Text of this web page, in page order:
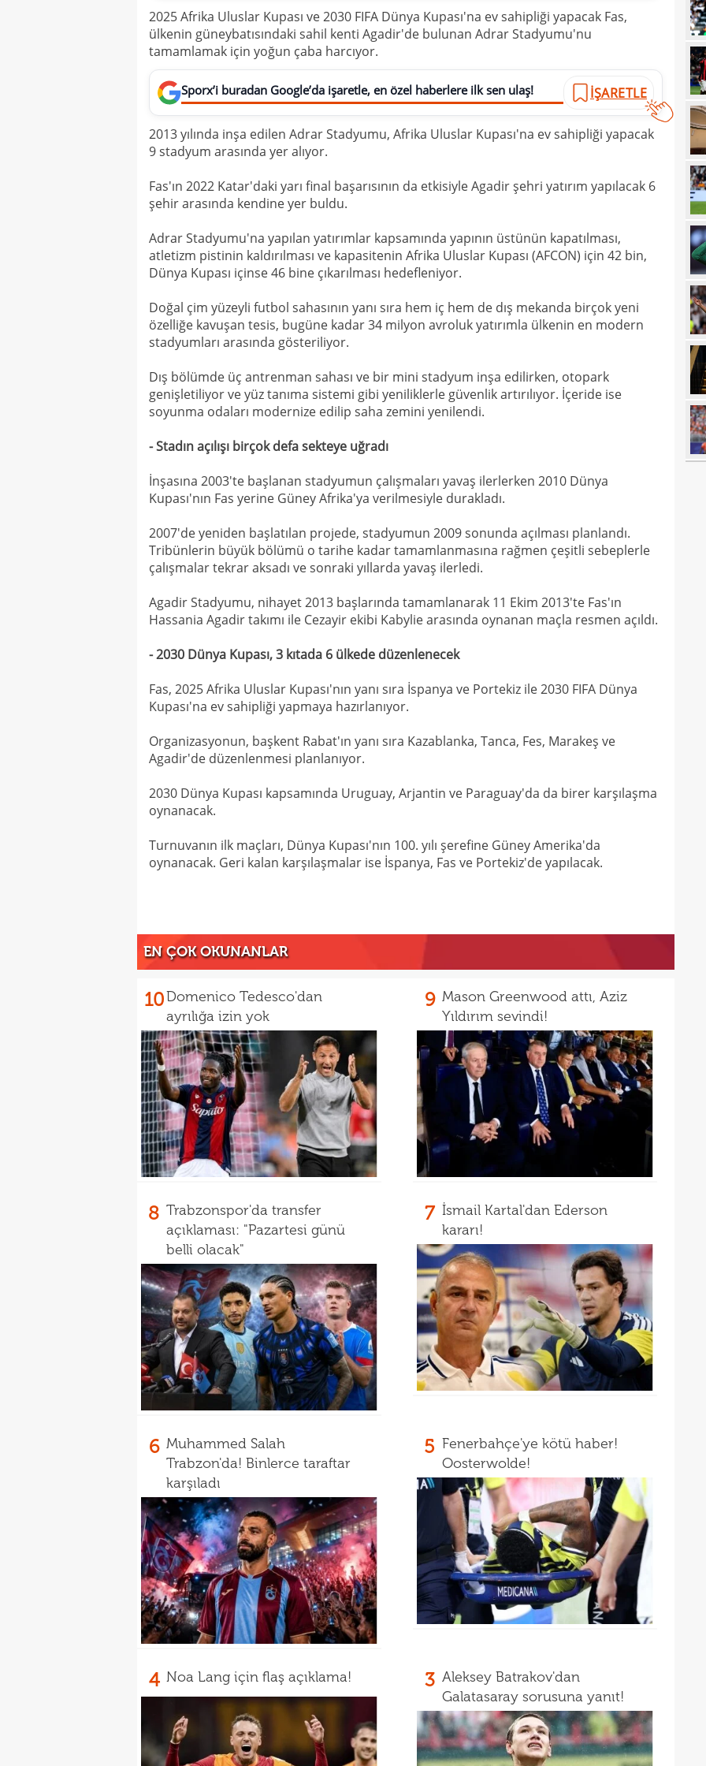
2025 Afrika Uluslar Kupası ve 2030 FIFA Dünya Kupası'na ev sahipliği yapacak Fas,
ülkenin güneybatısındaki sahil kenti Agadir'de bulunan Adrar Stadyumu'nu
tamamlamak için yoğun çaba harcıyor.
Sporx’i buradan Google’da işaretle, en özel haberlere ilk sen ulaş! İŞARETLE
2013 yılında inşa edilen Adrar Stadyumu, Afrika Uluslar Kupası'na ev sahipliği yapacak
9 stadyum arasında yer alıyor.
Fas'ın 2022 Katar'daki yarı final başarısının da etkisiyle Agadir şehri yatırım yapılacak 6
şehir arasında kendine yer buldu.
Adrar Stadyumu'na yapılan yatırımlar kapsamında yapının üstünün kapatılması,
atletizm pistinin kaldırılması ve kapasitenin Afrika Uluslar Kupası (AFCON) için 42 bin,
Dünya Kupası içinse 46 bine çıkarılması hedefleniyor.
Doğal çim yüzeyli futbol sahasının yanı sıra hem iç hem de dış mekanda birçok yeni
özelliğe kavuşan tesis, bugüne kadar 34 milyon avroluk yatırımla ülkenin en modern
stadyumları arasında gösteriliyor.
Dış bölümde üç antrenman sahası ve bir mini stadyum inşa edilirken, otopark
genişletiliyor ve yüz tanıma sistemi gibi yeniliklerle güvenlik artırılıyor. İçeride ise
soyunma odaları modernize edilip saha zemini yenilendi.
- Stadın açılışı birçok defa sekteye uğradı
İnşasına 2003'te başlanan stadyumun çalışmaları yavaş ilerlerken 2010 Dünya
Kupası'nın Fas yerine Güney Afrika'ya verilmesiyle durakladı.
2007'de yeniden başlatılan projede, stadyumun 2009 sonunda açılması planlandı.
Tribünlerin büyük bölümü o tarihe kadar tamamlanmasına rağmen çeşitli sebeplerle
çalışmalar tekrar aksadı ve sonraki yıllarda yavaş ilerledi.
Agadir Stadyumu, nihayet 2013 başlarında tamamlanarak 11 Ekim 2013'te Fas'ın
Hassania Agadir takımı ile Cezayir ekibi Kabylie arasında oynanan maçla resmen açıldı.
- 2030 Dünya Kupası, 3 kıtada 6 ülkede düzenlenecek
Fas, 2025 Afrika Uluslar Kupası'nın yanı sıra İspanya ve Portekiz ile 2030 FIFA Dünya
Kupası'na ev sahipliği yapmaya hazırlanıyor.
Organizasyonun, başkent Rabat'ın yanı sıra Kazablanka, Tanca, Fes, Marakeş ve
Agadir'de düzenlenmesi planlanıyor.
2030 Dünya Kupası kapsamında Uruguay, Arjantin ve Paraguay'da da birer karşılaşma
oynanacak.
Turnuvanın ilk maçları, Dünya Kupası'nın 100. yılı şerefine Güney Amerika'da
oynanacak. Geri kalan karşılaşmalar ise İspanya, Fas ve Portekiz'de yapılacak.
EN ÇOK OKUNANLAR
10Domenico Tedesco'dan
ayrılığa izin yok
9 Mason Greenwood attı, Aziz
Yıldırım sevindi!
8 Trabzonspor'da transfer
açıklaması: "Pazartesi günü
belli olacak"
7 İsmail Kartal'dan Ederson
kararı!
6 Muhammed Salah
Trabzon'da! Binlerce taraftar
karşıladı
5 Fenerbahçe'ye kötü haber!
Oosterwolde!
4 Noa Lang için flaş açıklama! 3 Aleksey Batrakov'dan
Galatasaray sorusuna yanıt!
Ligi